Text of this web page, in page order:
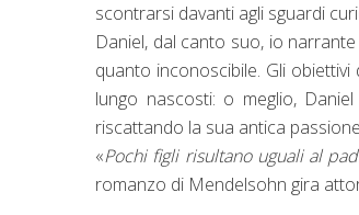
scontrarsi davanti agli sguardi
Daniel, dal canto suo, io
quanto inconoscibile. Gli
lungo nascosti: o meglio,
riscattando la sua antica
«Pochi figli risultano uguali al
romanzo di Mendelsohn gira